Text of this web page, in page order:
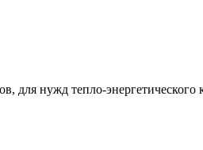
для нужд тепло-